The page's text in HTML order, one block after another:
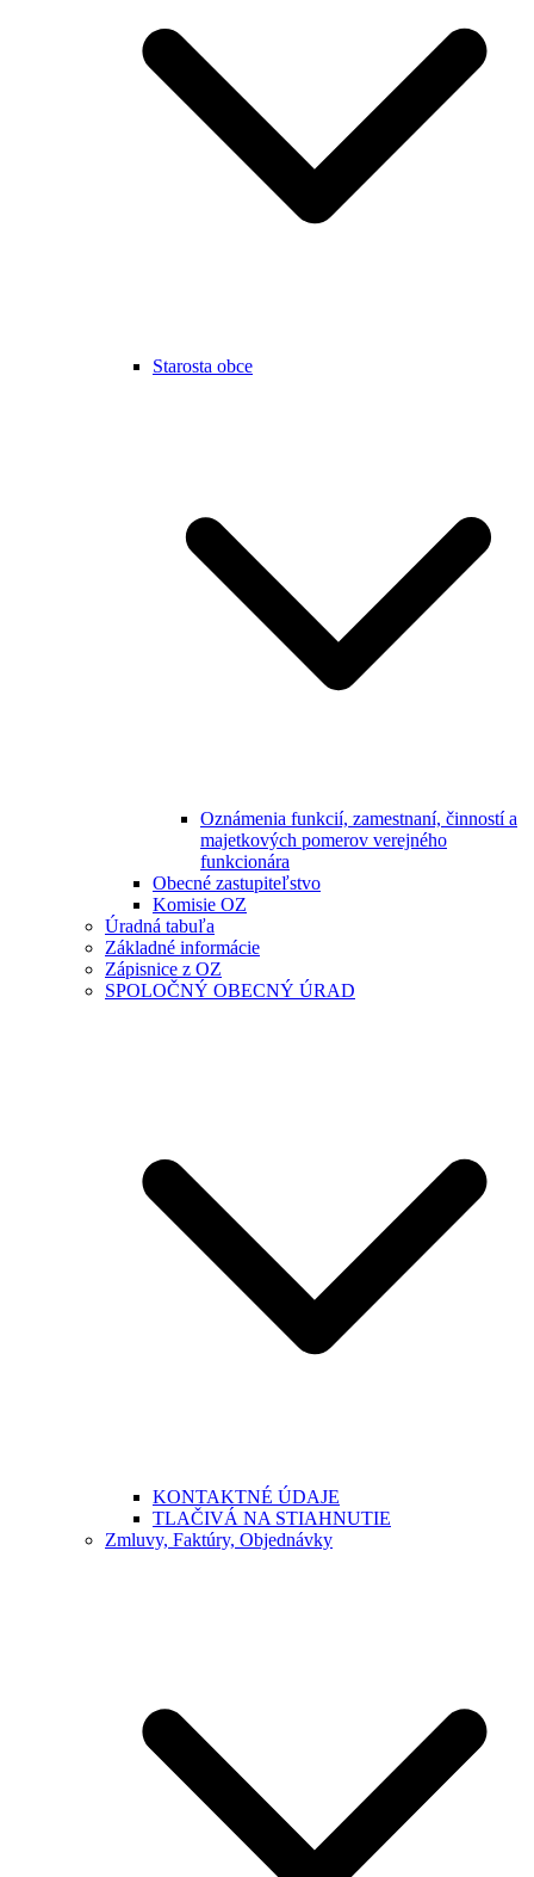
Starosta obce
Oznámenia funkcií, zamestnaní, činností a
majetkových pomerov verejného
funkcionára
Obecné zastupiteľstvo
Komisie OZ
Úradná tabuľa
Základné informácie
Zápisnice z OZ
SPOLOČNÝ OBECNÝ ÚRAD
KONTAKTNÉ ÚDAJE
TLAČIVÁ NA STIAHNUTIE
Zmluvy, Faktúry, Objednávky